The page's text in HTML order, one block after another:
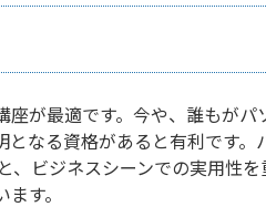
が最適です。今や、誰もが
なる資格があると有利です
、ビジネスシーンでの実用性
す。